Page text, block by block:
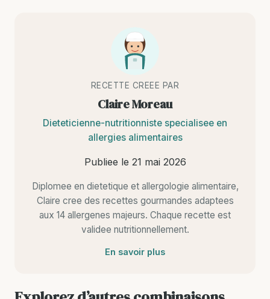
RECETTE CREEE PAR
Claire Moreau
Dieteticienne-nutritionniste specialisee en
allergies alimentaires
Publiee le 21 mai 2026
Diplomee en dietetique et allergologie alimentaire,
Claire cree des recettes gourmandes adaptees
aux 14 allergenes majeurs. Chaque recette est
validee nutritionnellement.
En savoir plus